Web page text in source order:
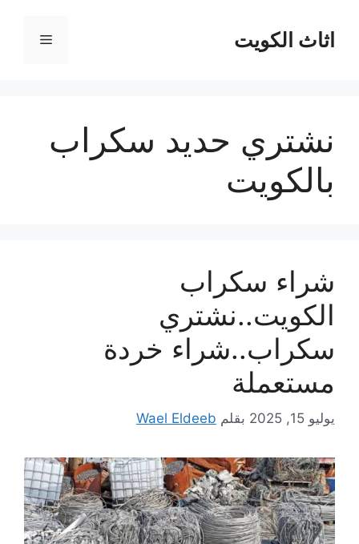
المحتوىاثاث الكويت القائمة
نشتري حديد سكراب
بالكويت
شراء سكراب
الكويت..نشتري
سكراب..شراء خردة
مستعملة
يوليو 15, 2025 بقلم Wael Eldeeb